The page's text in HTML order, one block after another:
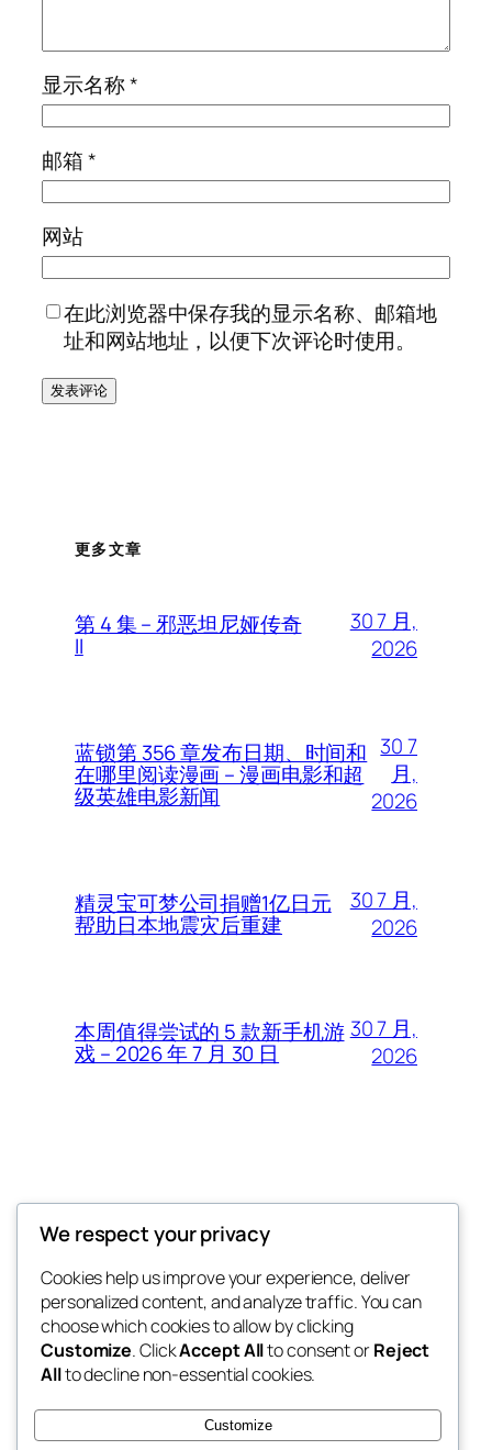
显示名称*
邮箱*
网站
在此浏览器中保存我的显示名称、邮箱地
址和网站地址，以便下次评论时使用。
更多文章
第 4 集 – 邪恶坦尼娅传奇
II
30 7 月,
2026
蓝锁第 356 章发布日期、时间和
在哪里阅读漫画 – 漫画电影和超
级英雄电影新闻
30 7
月,
2026
精灵宝可梦公司捐赠1亿日元
帮助日本地震灾后重建
30 7 月,
2026
本周值得尝试的 5 款新手机游
戏 – 2026 年 7 月 30 日
30 7 月,
2026
Thunder Feeds
你最喜欢的电子游戏和攻略杂志
博客
关于
常见问题
作者
事件
商店
样板
主题
We respect your privacy
Cookies help us improve your experience, deliver
personalized content, and analyze traffic. You can
choose which cookies to allow by clicking
Customize. ClickAccept Allto consent orReject
Allto decline non-essential cookies.
Customize